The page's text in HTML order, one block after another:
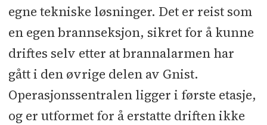
egne tekniske løsninger. Det er reist som
en egen brannseksjon, sikret for å kunne
driftes selv etter at brannalarmen har
gått i den øvrige delen av Gnist.
Operasjonssentralen ligger i første etasje,
og er utformet for å erstatte driften ikke